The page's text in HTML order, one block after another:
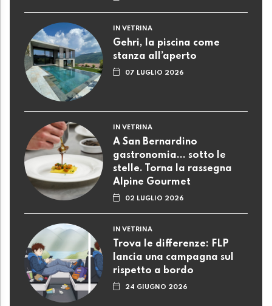
IN VETRINA
Gehri, la piscina come
stanza all’aperto
07 LUGLIO 2026
IN VETRINA
A San Bernardino
gastronomia... sotto le
stelle. Torna la rassegna
Alpine Gourmet
02 LUGLIO 2026
IN VETRINA
Trova le differenze: FLP
lancia una campagna sul
rispetto a bordo
24 GIUGNO 2026